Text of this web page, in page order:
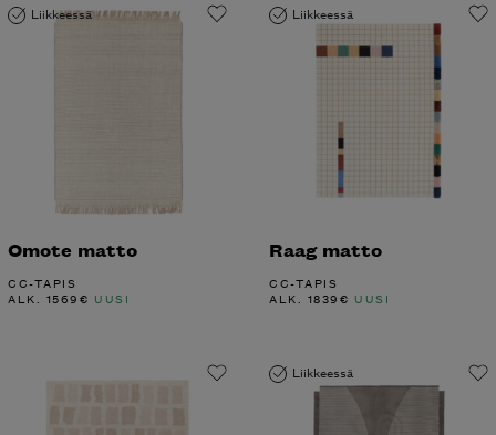
Liikkeessä
Omote matto
CC-TAPIS
ALK. 1569€ UUSI
Liikkeessä
Raag matto
CC-TAPIS
ALK. 1839€ UUSI
Liikkeessä